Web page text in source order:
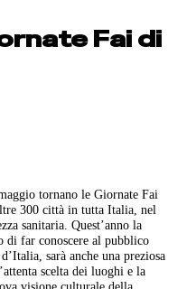
Fai di
tornano le Giornate Fai
300 città in tutta Italia, nel
sanitaria. Quest’anno la
di far conoscere al pubblico
sarà anche una preziosa
scelta dei luoghi e la
visione culturale della